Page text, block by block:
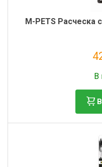
M-PETS Расческа
В